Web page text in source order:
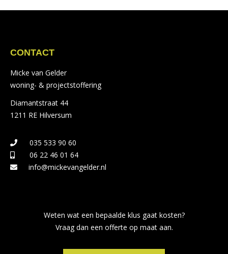
CONTACT
Micke van Gelder
woning- & projectstoffering
Diamantstraat 44
1211 RE Hilversum
035 533 90 60
06 22 46 01 64
info@mickevangelder.nl
Weten wat een bepaalde klus gaat kosten?
Vraag dan een offerte op maat aan.